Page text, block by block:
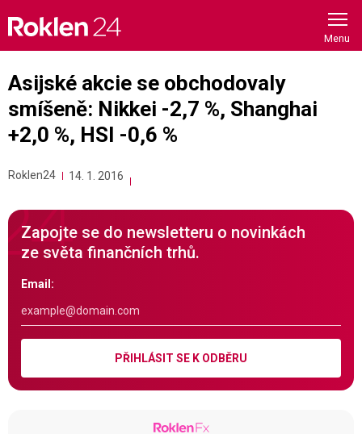
content
Asijské akcie se obchodovaly
smíšeně: Nikkei -2,7 %, Shanghai
+2,0 %, HSI -0,6 %
Roklen24 14. 1. 2016
Zapojte se do newsletteru o novinkách
ze světa finančních trhů.
Email:
PŘIHLÁSIT SE K ODBĚRU